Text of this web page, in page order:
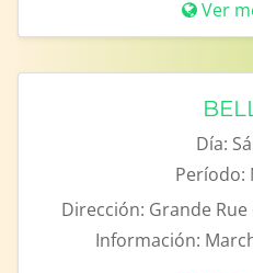
Ver
Día:
Período:
Dirección: Grande
Información: